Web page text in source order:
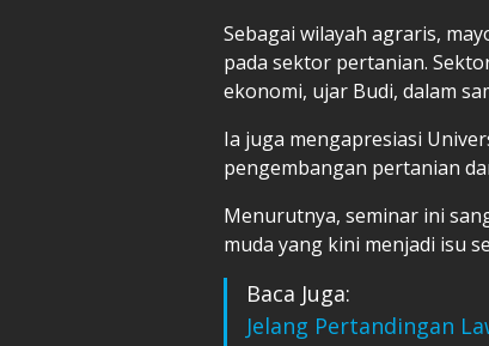
Sebagai wilayah agraris,
pada sektor pertanian.
ekonomi, ujar Budi, dalam
Ia juga mengapresiasi
pengembangan pertanian
Menurutnya, seminar ini
muda yang kini menjadi isu
Baca Juga:
Jelang Pertandingan